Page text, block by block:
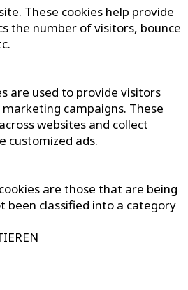
These cookies help provide
the number of visitors, bounce
are used to provide visitors
campaigns. These
websites and collect
customized ads.
are those that are being
been classified into a category